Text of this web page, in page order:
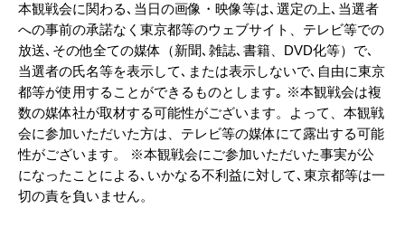
本観戦会に関わる､当日の画像・映像等は､選定の上､当選者
への事前の承諾なく東京都等のウェブサイト、テレビ等での
放送､その他全ての媒体（新聞､雑誌､書籍、DVD化等）で､
当選者の氏名等を表示して､または表示しないで､自由に東京
都等が使用することができるものとします｡ ※本観戦会は複
数の媒体社が取材する可能性がございます。よって、本観戦
会に参加いただいた方は、テレビ等の媒体にて露出する可能
性がございます。 ※本観戦会にご参加いただいた事実が公
になったことによる､いかなる不利益に対して､東京都等は一
切の責を負いません。